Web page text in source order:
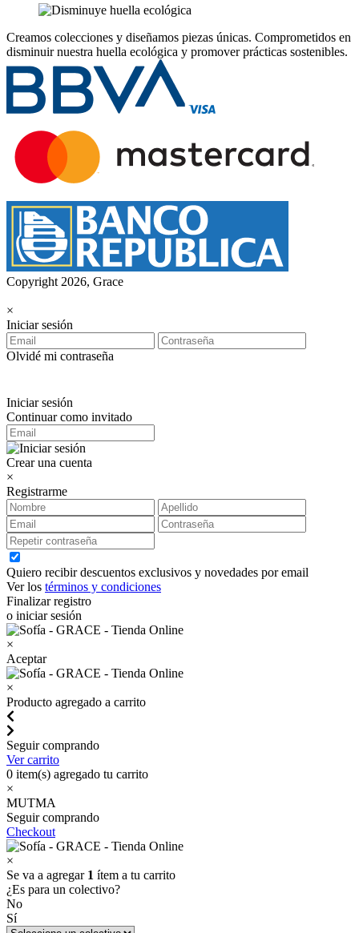
Creamos colecciones y diseñamos piezas únicas. Comprometidos en
disminuir nuestra huella ecológica y promover prácticas sostenibles.
Copyright 2026, Grace
×
Iniciar sesión
Olvidé mi contraseña
Iniciar sesión
Continuar como invitado
Crear una cuenta
×
Registrarme
Quiero recibir descuentos exclusivos y novedades por email
Ver los términos y condiciones
Finalizar registro
o iniciar sesión
×
Aceptar
×
Producto agregado a carrito
Seguir comprando
Ver carrito
0 item(s) agregado tu carrito
×
MUTMA
Seguir comprando
Checkout
×
Se va a agregar 1 ítem a tu carrito
¿Es para un colectivo?
No
Sí